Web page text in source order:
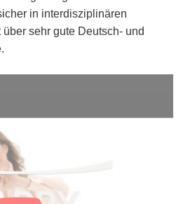
in interdisziplinären
sehr gute Deutsch- und